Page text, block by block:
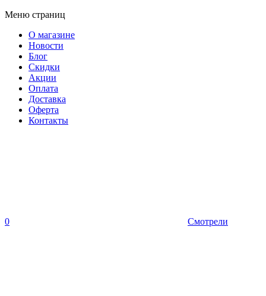
Меню страниц
О магазине
Новости
Блог
Скидки
Акции
Оплата
Доставка
Оферта
Контакты
0 Смотрели